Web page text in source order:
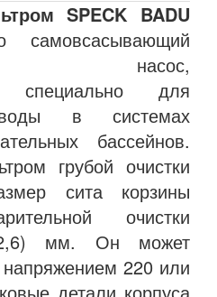
SPECK BADU
насос,
специально для
воды в системах
бассейнов.
грубой очистки
сита корзины
очистки
мм. Он может
напряжением 220 или